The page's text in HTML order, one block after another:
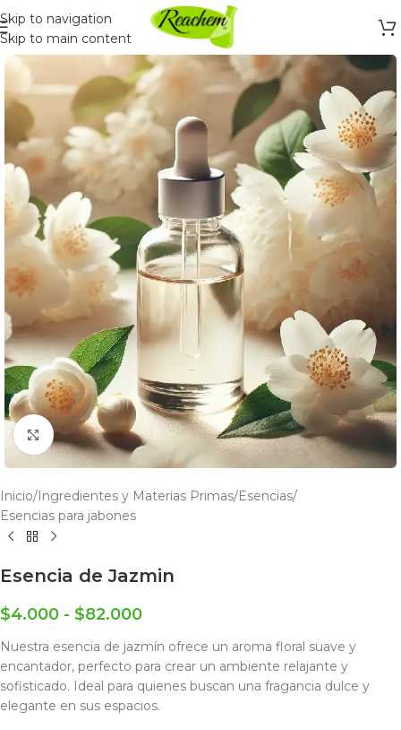
Skip to navigation
Skip to main content
Click to enlarge
Inicio/Ingredientes y Materias Primas/Esencias/
Esencias para jabones
Esencia de Jazmin
$4.000 - $82.000
Nuestra esencia de jazmín ofrece un aroma floral suave y
encantador, perfecto para crear un ambiente relajante y
sofisticado. Ideal para quienes buscan una fragancia dulce y
elegante en sus espacios.